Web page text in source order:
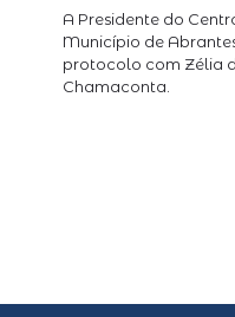
A Presidente do
Município de
protocolo com Zélia
Chamaconta.